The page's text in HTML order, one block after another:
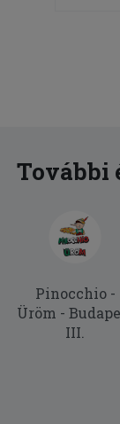
További
Pinocchio -
Üröm -
III.